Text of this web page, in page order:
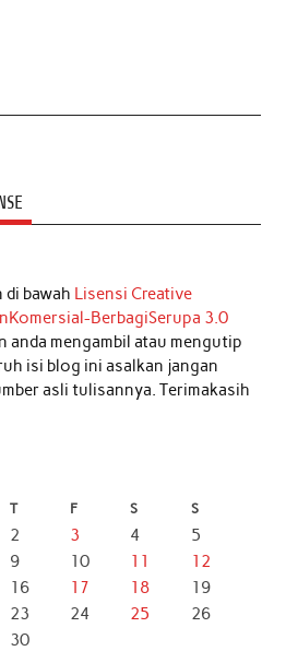
bawah Lisensi Creative
BerbagiSerupa 3.0
anda mengambil atau mengutip
isi blog ini asalkan jangan
asli tulisannya. Terimakasih
T F S S
2 3 4
5
9 10 11
12
16 17 18
19
23 24 25
26
30